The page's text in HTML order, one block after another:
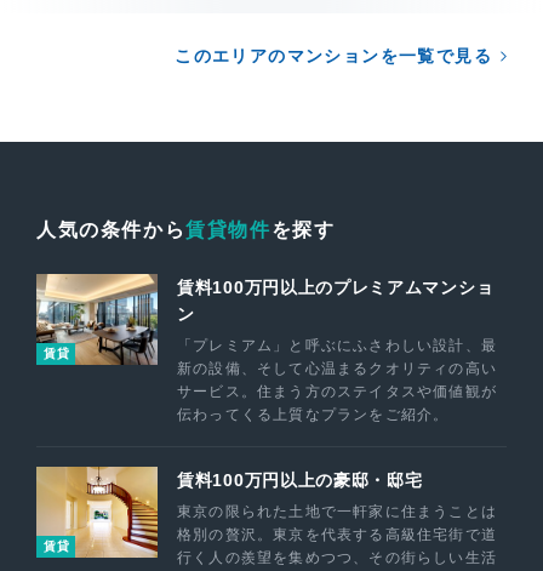
このエリアのマンションを一覧で見る
人気の条件から賃貸物件を探す
賃貸
賃料100万円以上のプレミアムマンショ
ン
「プレミアム」と呼ぶにふさわしい設計、最
新の設備、そして心温まるクオリティの高い
サービス。住まう方のステイタスや価値観が
伝わってくる上質なプランをご紹介。
賃貸
賃料100万円以上の豪邸・邸宅
東京の限られた土地で一軒家に住まうことは
格別の贅沢。東京を代表する高級住宅街で道
行く人の羨望を集めつつ、その街らしい生活